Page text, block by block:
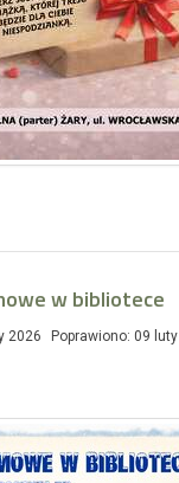
w bibliotece
2026
Poprawiono: 09